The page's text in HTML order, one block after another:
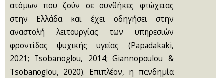
ατόμων που ζούν σε συνθήκες φτώχειας
στην Ελλάδα και έχει οδηγήσει στην
αναστολή λειτουργίας των υπηρεσιών
φροντίδας ψυχικής υγείας (Papadakaki,
2021; Tsobanoglou, 2014; Giannopoulou &
Tsobanoglou, 2020). Επιπλέον, η πανδημία